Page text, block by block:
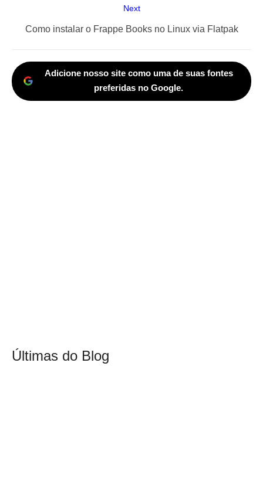
Next
Next
Como instalar o Frappe Books no Linux via Flatpak
Adicione nosso site como uma de suas fontes
preferidas no Google.
Últimas do Blog